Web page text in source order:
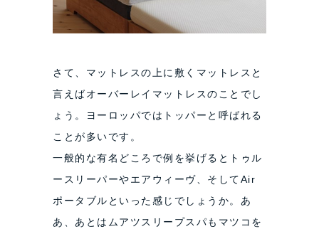
さて、マットレスの上に敷くマットレスと
言えばオーバーレイマットレスのことでし
ょう。ヨーロッパではトッパーと呼ばれる
ことが多いです。
一般的な有名どころで例を挙げるとトゥル
ースリーパーやエアウィーヴ、そしてAir
ポータブルといった感じでしょうか。あ
あ、あとはムアツスリープスパもマツコを